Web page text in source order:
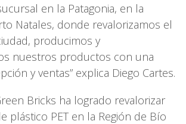
en la Patagonia, en la
Natales, donde revalorizamos el
producimos y
nuestros productos con una
y ventas” explica Diego Cartes.
Bricks ha logrado revalorizar
plástico PET en la Región de Bío